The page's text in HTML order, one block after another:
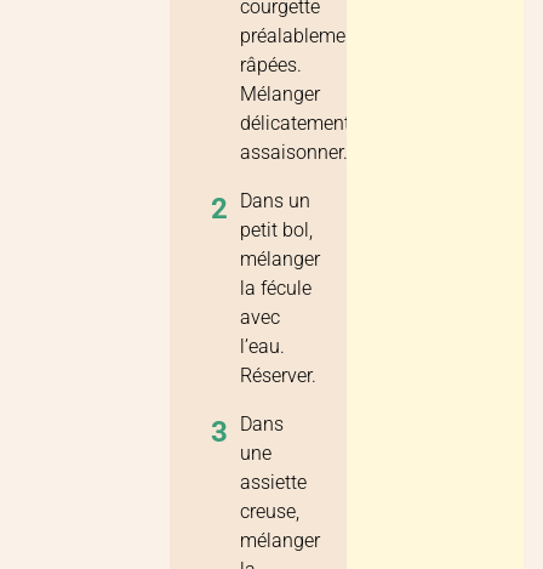
courgette
préalablement
râpées.
Mélanger
délicatement,
assaisonner.
2
Dans un
petit bol,
mélanger
la fécule
avec
l’eau.
Réserver.
3
Dans
une
assiette
creuse,
mélanger